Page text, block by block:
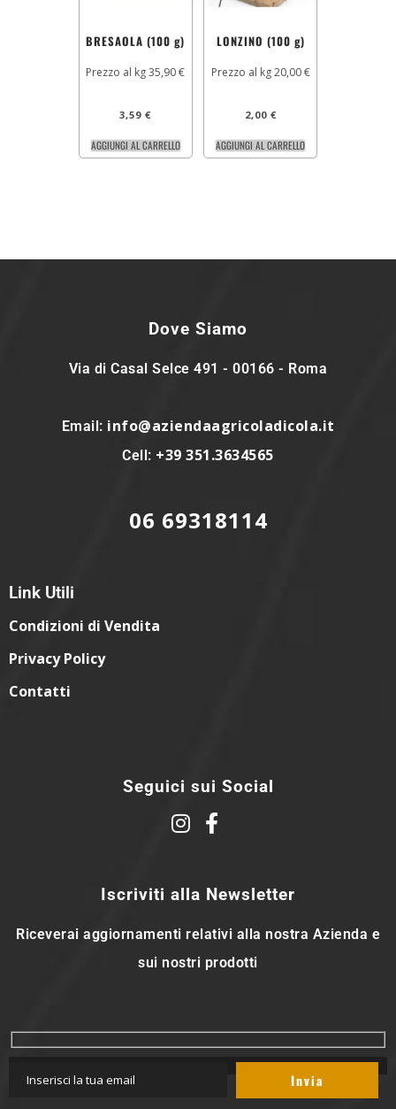
BRESAOLA (100 g)
Prezzo al kg 35,90 €
3,59€
AGGIUNGI AL CARRELLO
LONZINO (100 g)
Prezzo al kg 20,00 €
2,00 €
AGGIUNGI AL CARRELLO
Dove Siamo
Via di Casal Selce 491 - 00166 - Roma
Email: info@aziendaagricoladicola.it
Cell: +39 351.3634565
06 69318114
Link Utili
Condizioni di Vendita
Privacy Policy
Contatti
Seguici sui Social
Iscriviti alla Newsletter
Riceverai aggiornamenti relativi alla nostra Azienda e
sui nostri prodotti